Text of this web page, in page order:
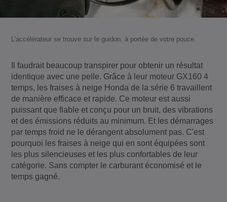
L'accélérateur se trouve sur le guidon, à portée de votre pouce.
Il faudrait beaucoup transpirer pour obtenir un résultat
identique avec une pelle. Grâce à leur moteur GX160 4
temps, les fraises à neige Honda de la série 6 travaillent
de manière efficace et rapide. Ce moteur est aussi
puissant que fiable et conçu pour un bruit, des vibrations
et des émissions réduits au minimum. Et les démarrages
par temps froid ne le dérangent absolument pas. C'est
pourquoi les fraises à neige qui en sont équipées sont
les plus silencieuses et les plus confortables de leur
catégorie. Sans compter le carburant économisé et le
temps gagné.